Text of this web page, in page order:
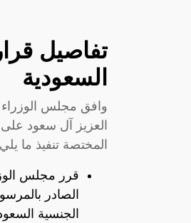
السعودية
وافق مجلس
المختصة تنفيذ ما
الجنسية